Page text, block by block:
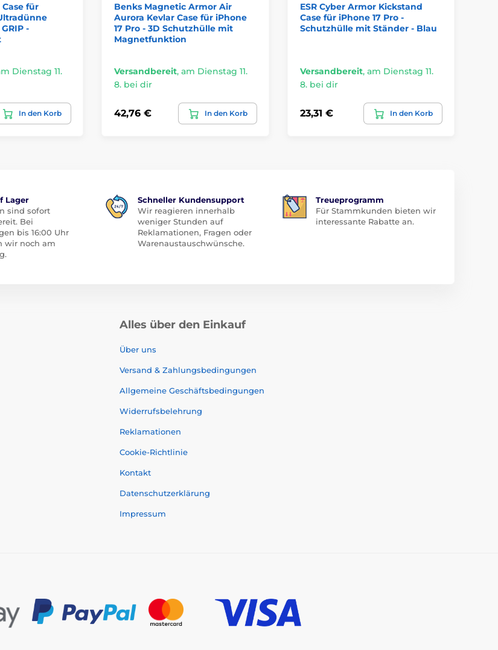
für
-
Dienstag 11.
In den Korb
Benks Magnetic Armor Air
Aurora Kevlar Case für iPhone
17 Pro - 3D Schutzhülle mit
Magnetfunktion
Versandbereit, am Dienstag 11.
8. bei dir
42,76 € In den Korb
ESR Cyber Armor Kickstand
Case für iPhone 17 Pro -
Schutzhülle mit Ständer - Blau
Versandbereit, am Dienstag 11.
8. bei dir
23,31 € In den Korb
Lager
sind sofort
Bei
bis 16:00 Uhr
wir noch am
Schneller Kundensupport
Wir reagieren innerhalb
weniger Stunden auf
Reklamationen, Fragen oder
Warenaustauschwünsche.
Treueprogramm
Für Stammkunden bieten wir
interessante Rabatte an.
Alles über den Einkauf
Über uns
Versand & Zahlungsbedingungen
Allgemeine Geschäftsbedingungen
Widerrufsbelehrung
Reklamationen
Cookie-Richtlinie
Kontakt
Datenschutzerklärung
Impressum